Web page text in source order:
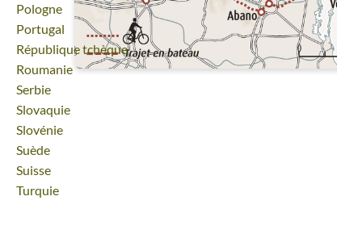
Voyage
Pologne
Voyage
Portugal
Voyage
République tchèque
Voyage
Roumanie
Voyage
Serbie
Voyage
Slovaquie
Voyage
Slovénie
Voyage
Suède
Voyage
Suisse
Voyage
Turquie